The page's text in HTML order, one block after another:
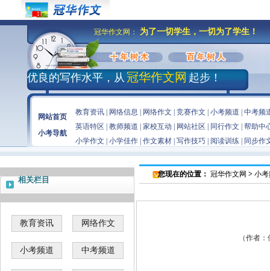
冠华作文网： 为了一切学生，一切为了学生！
优良的写作水平，从 冠华作文网 起步！
网站首页
小考导航
教育资讯| 网络信息 网络作文 竞赛作文 小考频道
中考频
英语特区
教师频道 家校互动 网站社区 同行作文
帮助中
小学作文
小学佳作| 作文素材| 写作技巧| 阅读训练| 同步作
相关栏目
教育资讯 网络作文
小考频道 中考频道
您现在的位置： 冠华作文网 > 小
（作者